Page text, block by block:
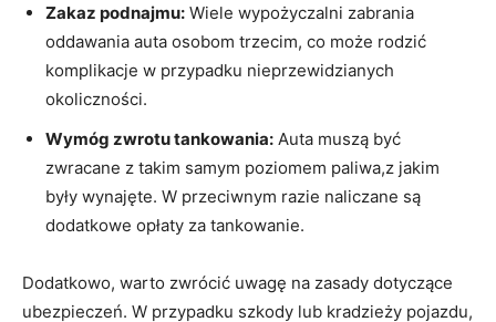
Zakaz podnajmu: Wiele wypożyczalni zabrania
oddawania ​auta osobom‍ trzecim, co może rodzić
komplikacje w ‌przypadku nieprzewidzianych
okoliczności.
Wymóg ⁣zwrotu⁣ tankowania: Auta muszą być
zwracane z takim samym poziomem paliwa,z ⁢jakim
były wynajęte. W ⁣przeciwnym⁣ razie naliczane są
dodatkowe opłaty za tankowanie.
Dodatkowo,⁤ warto zwrócić uwagę na zasady⁤ dotyczące
ubezpieczeń.⁣ W przypadku szkody lub kradzieży pojazdu,